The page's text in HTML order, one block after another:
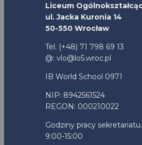
Liceum
ul. Jacka Kuronia 14
50-550 Wrocław
Tel. (+48) 71 798 69 13
@: vlo@lo5.wroc.pl
IB World School 0971
NIP: 8942561524
REGON: 000210022
Godziny pracy sekretariatu:
9:00-15:00